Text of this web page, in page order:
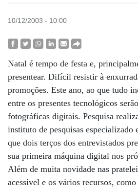
10/12/2003 - 10:00
Natal é tempo de festa e,
presentear. Difícil resistir à
promoções. Este ano, ao que tudo
entre os presentes tecnológicos
fotográficas digitais. Pesquisa
instituto de pesquisas especializado
que dois terços dos entrevistados
sua primeira máquina digital nos
Além de muita novidade nas
acessível e os vários recursos,